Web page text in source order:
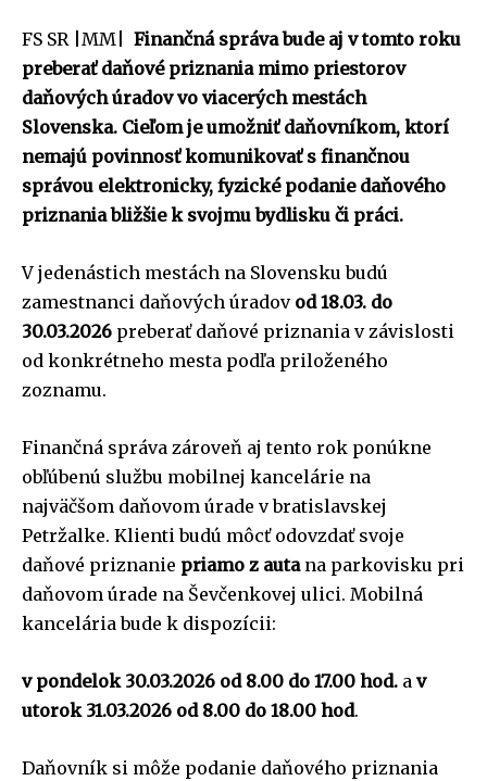
FS SR |MM|
Finančná správa bude aj v tomto roku
preberať daňové priznania mimo priestorov
daňových úradov vo viacerých mestách
Slovenska. Cieľom je umožniť daňovníkom, ktorí
nemajú povinnosť komunikovať s finančnou
správou elektronicky, fyzické podanie daňového
priznania bližšie k svojmu bydlisku či práci.
V jedenástich mestách na Slovensku budú
zamestnanci daňových úradov od 18.03. do
30.03.2026 preberať daňové priznania v závislosti
od konkrétneho mesta podľa priloženého
zoznamu.
Finančná správa zároveň aj tento rok ponúkne
obľúbenú službu mobilnej kancelárie na
najväčšom daňovom úrade v bratislavskej
Petržalke. Klienti budú môcť odovzdať svoje
daňové priznanie priamo z autana parkovisku pri
daňovom úrade na Ševčenkovej ulici. Mobilná
kancelária bude k dispozícii:
v pondelok 30.03.2026 od 8.00 do 17.00 hod. a v
utorok 31.03.2026 od 8.00 do 18.00 hod.
Daňovník si môže podanie daňového priznania